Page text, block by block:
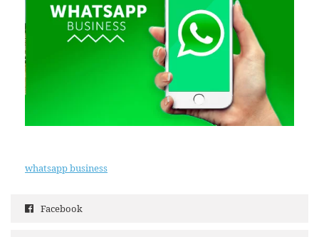
whatsapp business
Facebook